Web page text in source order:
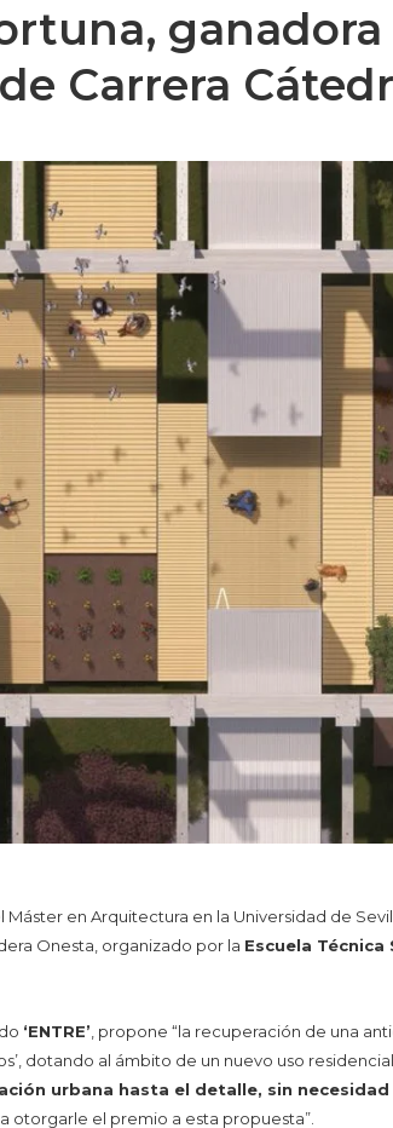
Carrera
Máster en Arquitectura en la Universidad de
Onesta, organizado por la Escuela
‘ENTRE’ , propone “la recuperación de una
dotando al ámbito de un nuevo uso
urbana hasta el detalle, sin
otorgarle el premio a esta propuesta”.